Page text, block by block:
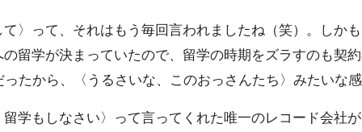
て〉って、それはもう毎回言われましたね（笑）。しか
留学が決まっていたので、留学の時期をズラすのも契
たから、〈うるさいな、このおっさんたち〉みたいな感
学もしなさい〉って言ってくれた唯一のレコード会社